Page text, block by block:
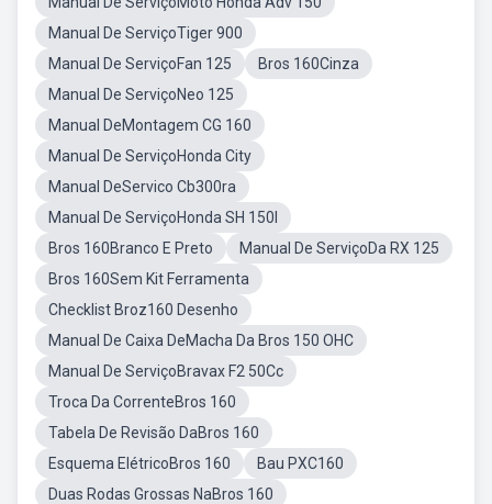
Manual De ServiçoTiger 900
Manual De ServiçoFan 125
Bros 160Cinza
Manual De ServiçoNeo 125
Manual DeMontagem CG 160
Manual De ServiçoHonda City
Manual DeServico Cb300ra
Manual De ServiçoHonda SH 150I
Bros 160Branco E Preto
Manual De ServiçoDa RX 125
Bros 160Sem Kit Ferramenta
Checklist Broz160 Desenho
Manual De Caixa DeMacha Da Bros 150 OHC
Manual De ServiçoBravax F2 50Cc
Troca Da CorrenteBros 160
Tabela De Revisão DaBros 160
Esquema ElétricoBros 160
Bau PXC160
Duas Rodas Grossas NaBros 160